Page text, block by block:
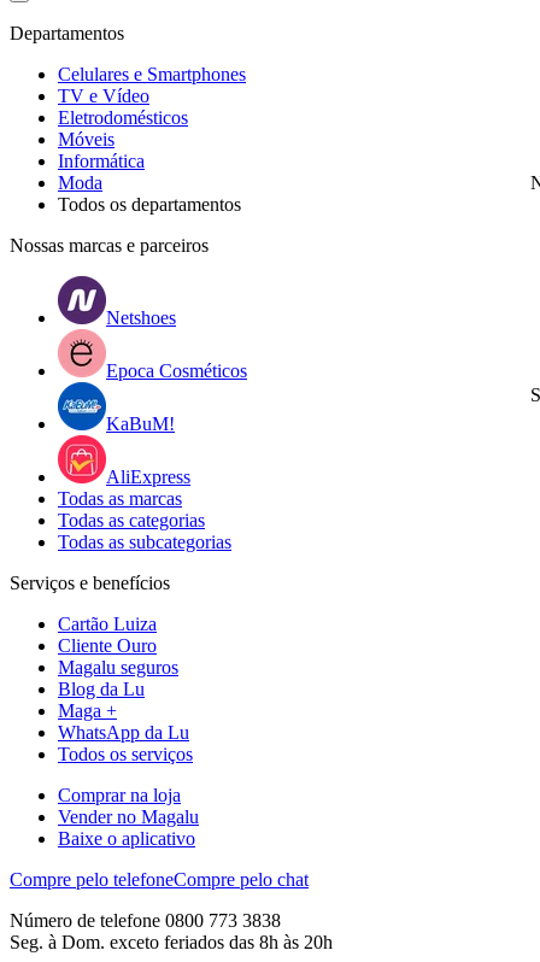
Departamentos
Celulares e Smartphones
TV e Vídeo
Eletrodomésticos
Móveis
Informática
Moda
Todos os departamentos
Nossas marcas e parceiros
Netshoes
Epoca Cosméticos
KaBuM!
AliExpress
Todas as marcas
Todas as categorias
Todas as subcategorias
Serviços e benefícios
Cartão Luiza
Cliente Ouro
Magalu seguros
Blog da Lu
Maga +
WhatsApp da Lu
Todos os serviços
Comprar na loja
Vender no Magalu
Baixe o aplicativo
Compre pelo telefoneCompre pelo chat
Número de telefone 0800 773 3838
Seg. à Dom. exceto feriados das 8h às 20h